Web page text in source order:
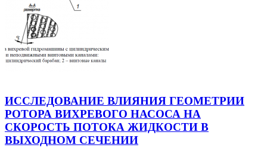
ИССЛЕДОВАНИЕ ВЛИЯНИЯ ГЕОМЕТРИИ
РОТОРА ВИХРЕВОГО НАСОСА НА
СКОРОСТЬ ПОТОКА ЖИДКОСТИ В
ВЫХОДНОМ СЕЧЕНИИ